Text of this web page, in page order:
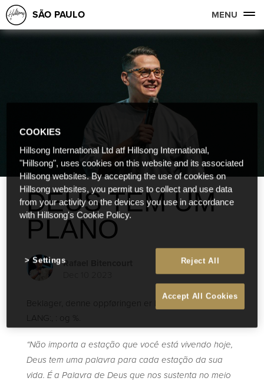
SÃO PAULO MENU
DEUS TEM UM
PLANO
Rafael Bitencourt
Beklager, denne oppføringen er bare tilgjengelig i%
LANG:, : og %.
“Não importa a estação que você está vivendo hoje,
Deus tem uma palavra para cada estação da sua
vida. É a Palavra de Deus que nos sustenta no meio
COOKIES
Hillsong International Ltd atf Hillsong International,
"Hillsong", uses cookies on this website and its associated
Hillsong websites. By accepting the use of cookies on
Hillsong websites, you permit us to collect and use data
from your activity on the devices you use in accordance
with Hillsong's Cookie Policy.
Reject All
Accept All Cookies
Settings